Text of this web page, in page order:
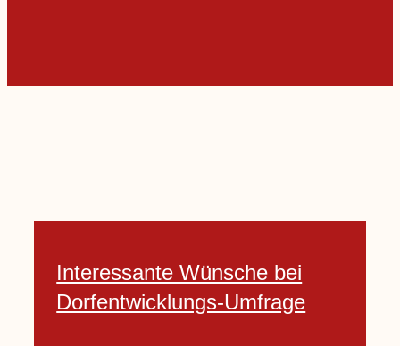
Interessante Wünsche bei
Dorfentwicklungs-Umfrage